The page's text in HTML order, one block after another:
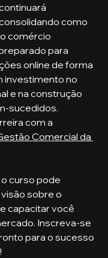
como
comércio
para
online de forma
investimento no
e na construção
sucedidos.
com a
Comercial da
curso pode
sobre o
capacitar você
Inscreva-se
para o sucesso